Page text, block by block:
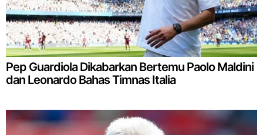
Pep Guardiola Dikabarkan Bertemu Paolo Maldini
dan Leonardo Bahas Timnas Italia